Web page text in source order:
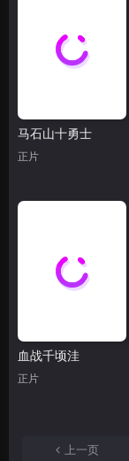
马石山十勇士
正片
血战千顷洼
正片
上一页